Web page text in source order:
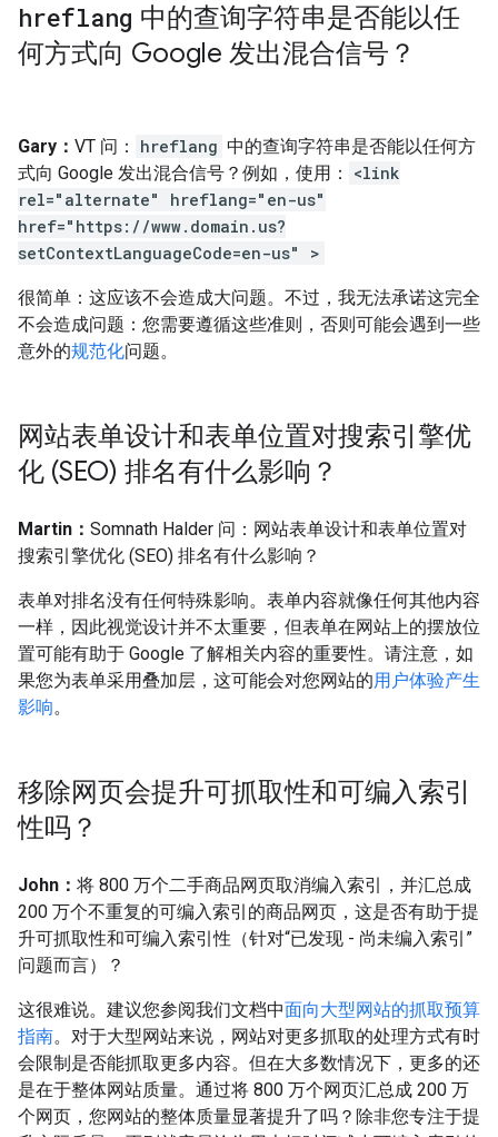
hreflang 中的查询字符串是否能以任
何方式向 Google 发出混合信号？
Gary： VT 问： hreflang 中的查询字符串是否能以任何方
式向 Google 发出混合信号？例如，使用：
<link
rel="alternate" hreflang="en-us"
href="https://www.domain.us?
setContextLanguageCode=en-us" >
很简单：这应该不会造成大问题。不过，我无法承诺这完全
不会造成问题：您需要遵循这些准则，否则可能会遇到一些
意外的规范化问题。
网站表单设计和表单位置对搜索引擎优
化 (SEO) 排名有什么影响？
Martin： Somnath Halder 问：网站表单设计和表单位置对
搜索引擎优化 (SEO) 排名有什么影响？
表单对排名没有任何特殊影响。表单内容就像任何其他内容
一样，因此视觉设计并不太重要，但表单在网站上的摆放位
置可能有助于 Google 了解相关内容的重要性。请注意，如
果您为表单采用叠加层，这可能会对您网站的用户体验产生
影响。
移除网页会提升可抓取性和可编入索引
性吗？
John： 将 800 万个二手商品网页取消编入索引，并汇总成
200 万个不重复的可编入索引的商品网页，这是否有助于提
升可抓取性和可编入索引性（针对“已发现 - 尚未编入索引”
问题而言）？
这很难说。建议您参阅我们文档中面向大型网站的抓取预算
指南。对于大型网站来说，网站对更多抓取的处理方式有时
会限制是否能抓取更多内容。但在大多数情况下，更多的还
是在于整体网站质量。通过将 800 万个网页汇总成 200 万
个网页，您网站的整体质量显著提升了吗？除非您专注于提